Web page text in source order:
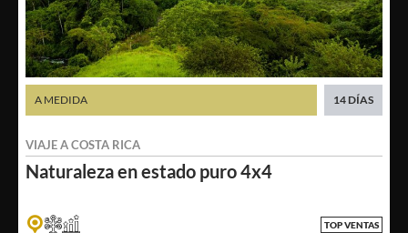
Naturaleza enestado puro 4x4
VIAJE ACOSTA RICA
A MEDIDA 14 DÍAS
TOP VENTAS